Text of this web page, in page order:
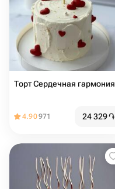
Торт Сердечная гармония
4.90971 24 329֏